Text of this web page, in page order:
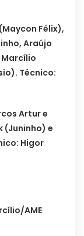
Félix),
Araújo
Técnico:
Artur e
(Juninho) e
Higor
AME